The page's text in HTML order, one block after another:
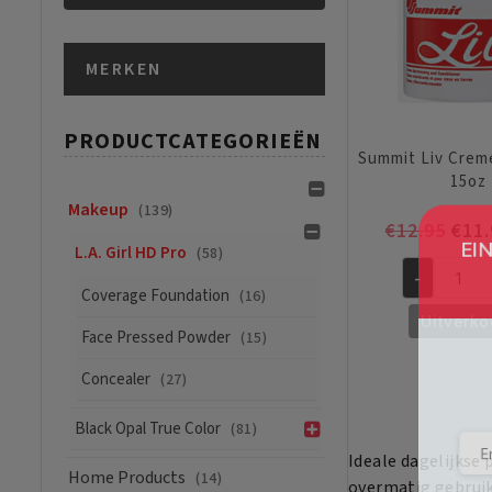
MERKEN
PRODUCTCATEGORIEËN
Makeup (139)
L.A. Girl HD Pro (58)
Coverage Foundation (16)
Face Pressed Powder (15)
Concealer (27)
Black Opal True Color (81)
Home Products (14)
Summit Liv
15oz
€12.95
prijs
was:
Summit
Liv
Creme
-
Ideale dagelijkse